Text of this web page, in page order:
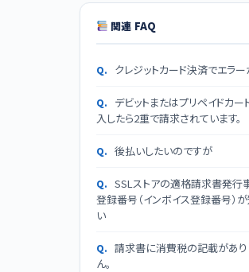
関連 FAQ
クレジットカード決済でエラ
デビットまたはプリペイドカー
入したら2重で請求されています。
後払いしたいのですが
SSLストアの適格請求書発行
登録番号（インボイス登録番号）
い
請求書に消費税の記載があり
ん。